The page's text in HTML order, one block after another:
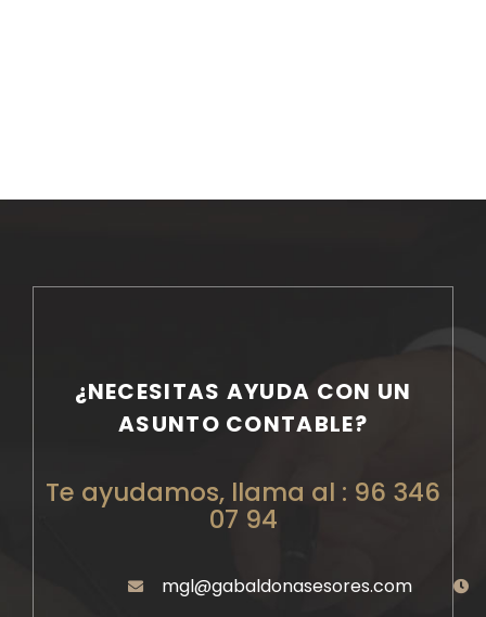
¿NECESITAS AYUDA CON UN
ASUNTO CONTABLE?
Te ayudamos, llama al : 96 346
07 94
mgl@gabaldonasesores.com